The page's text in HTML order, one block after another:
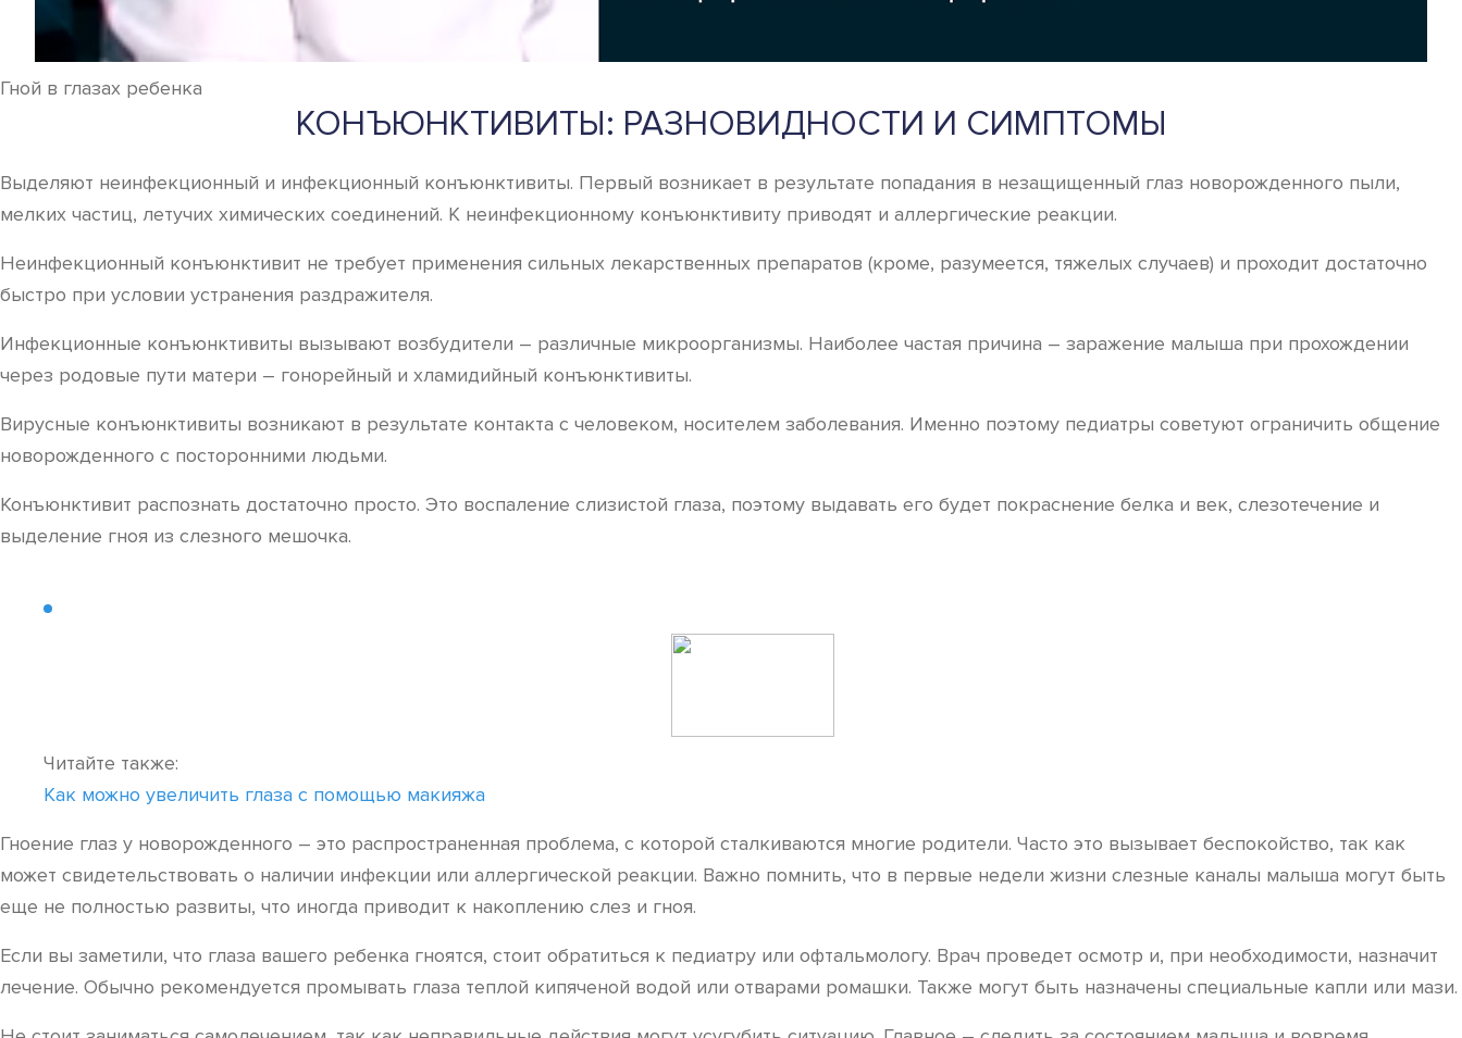
Гной в глазах ребенка
КОНЪЮНКТИВИТЫ: РАЗНОВИДНОСТИ И СИМПТОМЫ
Выделяют неинфекционный и инфекционный конъюнктивиты. Первый возникает в результате попадания в незащищенный глаз новорожденного пыли,
мелких частиц, летучих химических соединений. К неинфекционному конъюнктивиту приводят и аллергические реакции.
Неинфекционный конъюнктивит не требует применения сильных лекарственных препаратов (кроме, разумеется, тяжелых случаев) и проходит достаточно
быстро при условии устранения раздражителя.
Инфекционные конъюнктивиты вызывают возбудители – различные микроорганизмы. Наиболее частая причина – заражение малыша при прохождении
через родовые пути матери – гонорейный и хламидийный конъюнктивиты.
Вирусные конъюнктивиты возникают в результате контакта с человеком, носителем заболевания. Именно поэтому педиатры советуют ограничить общение
новорожденного с посторонними людьми.
Конъюнктивит распознать достаточно просто. Это воспаление слизистой глаза, поэтому выдавать его будет покраснение белка и век, слезотечение и
выделение гноя из слезного мешочка.
Читайте также:
Как можно увеличить глаза с помощью макияжа
Гноение глаз у новорожденного – это распространенная проблема, с которой сталкиваются многие родители. Часто это вызывает беспокойство, так как
может свидетельствовать о наличии инфекции или аллергической реакции. Важно помнить, что в первые недели жизни слезные каналы малыша могут быть
еще не полностью развиты, что иногда приводит к накоплению слез и гноя.
Если вы заметили, что глаза вашего ребенка гноятся, стоит обратиться к педиатру или офтальмологу. Врач проведет осмотр и, при необходимости, назначит
лечение. Обычно рекомендуется промывать глаза теплой кипяченой водой или отварами ромашки. Также могут быть назначены специальные капли или мази.